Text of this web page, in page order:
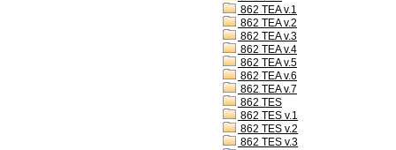
862 TEA v.1
862 TEA v.2
862 TEA v.3
862 TEA v.4
862 TEA v.5
862 TEA v.6
862 TEA v.7
862 TES
862 TES v.1
862 TES v.2
862 TES v.3